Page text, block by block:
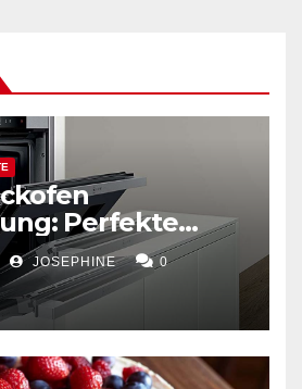
Perfekte
von Funktion
JOSEPHINE 0